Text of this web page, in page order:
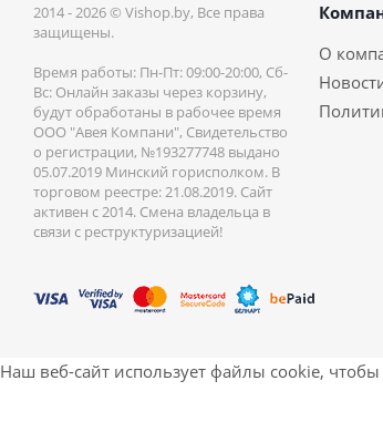
2014 - 2026 © Vishop.by, Все права
защищены.
Время работы: Пн-Пт: 09:00-20:00, Сб-
Вс: Онлайн заказы через корзину,
будут обработаны в рабочее время
ООО "Авея Компани", Свидетельство
о регистрации, №193277748 выдано
05.07.2019 Минский горисполком. В
торговом реестре: 21.08.2019. Сайт
активен с 2014. Смена владельца в
связи с реструктуризацией!
О
Наш веб-сайт использует файлы cookie,